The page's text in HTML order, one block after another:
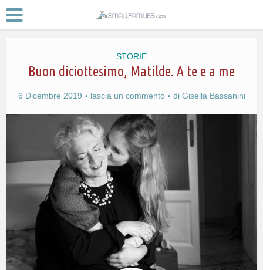
STORIE
Buon diciottesimo, Matilde. A te e a me
6 Dicembre 2019 lascia un commento di Gisella Bassanini